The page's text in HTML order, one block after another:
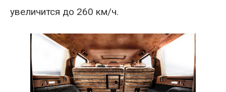
увеличится до 260 км/ч.